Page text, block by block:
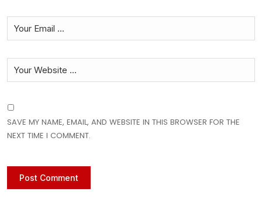
SAVE MY NAME, EMAIL, AND WEBSITE IN THIS BROWSER FOR THE
NEXT TIME I COMMENT.